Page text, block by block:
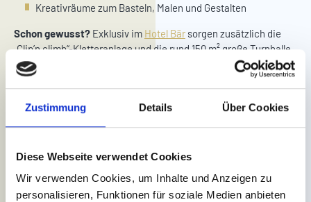
Zustimmung Details Über Cookies
Diese Webseite verwendet Cookies
Wir verwenden Cookies, um Inhalte und Anzeigen zu
personalisieren, Funktionen für soziale Medien anbieten
Kreativräume zum Basteln, Malen und Gestalten
Schon gewusst? Exklusiv im Hotel Bär sorgen zusätzlich die
„Clip’n climb“-Kletteranlage und die rund 150 m² große Turnhalle
für Spaß und Bewegung.
DIE KINDERWELT EROBERN